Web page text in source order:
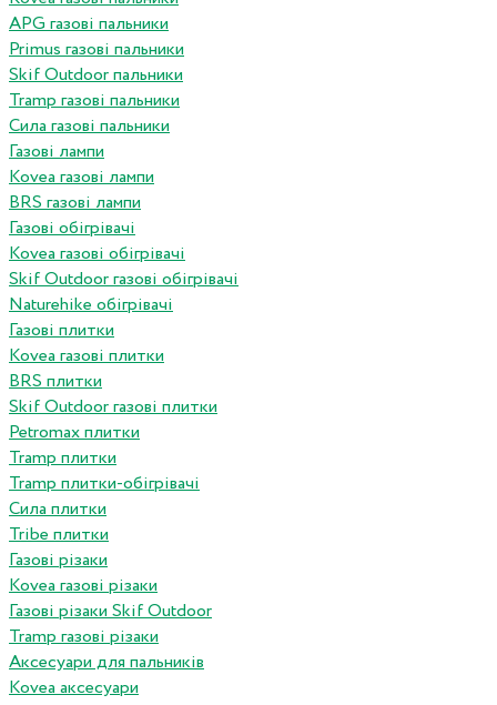
APG газові пальники
Primus газові пальники
Skif Outdoor пальники
Tramp газові пальники
Сила газові пальники
Газові лампи
Kovea газові лампи
BRS газові лампи
Газові обігрівачі
Kovea газові обігрівачі
Skif Outdoor газові обігрівачі
Naturehike обігрівачі
Газові плитки
Kovea газові плитки
BRS плитки
Skif Outdoor газові плитки
Petromax плитки
Tramp плитки
Tramp плитки-обігрівачі
Сила плитки
Tribe плитки
Газові різаки
Kovea газові різаки
Газові різаки Skif Outdoor
Tramp газові різаки
Аксесуари для пальників
Kovea аксесуари